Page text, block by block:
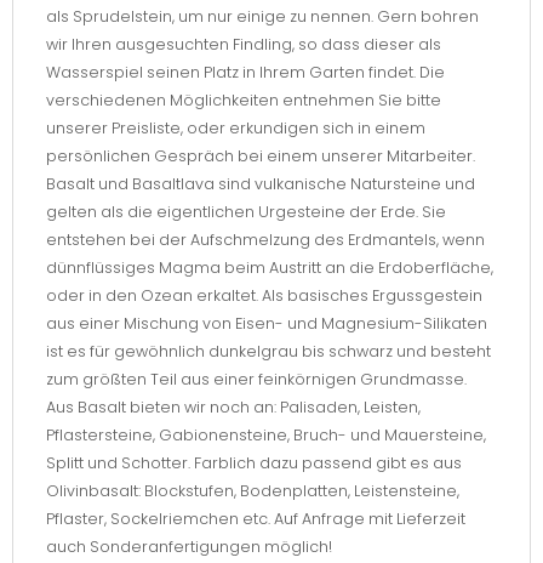
als Sprudelstein, um nur einige zu nennen. Gern bohren
wir Ihren ausgesuchten Findling, so dass dieser als
Wasserspiel seinen Platz in Ihrem Garten findet. Die
verschiedenen Möglichkeiten entnehmen Sie bitte
unserer Preisliste, oder erkundigen sich in einem
persönlichen Gespräch bei einem unserer Mitarbeiter.
Basalt und Basaltlava sind vulkanische Natursteine und
gelten als die eigentlichen Urgesteine der Erde. Sie
entstehen bei der Aufschmelzung des Erdmantels, wenn
dünnflüssiges Magma beim Austritt an die Erdoberfläche,
oder in den Ozean erkaltet. Als basisches Ergussgestein
aus einer Mischung von Eisen- und Magnesium-Silikaten
ist es für gewöhnlich dunkelgrau bis schwarz und besteht
zum größten Teil aus einer feinkörnigen Grundmasse.
Aus Basalt bieten wir noch an: Palisaden, Leisten,
Pflastersteine, Gabionensteine, Bruch- und Mauersteine,
Splitt und Schotter. Farblich dazu passend gibt es aus
Olivinbasalt: Blockstufen, Bodenplatten, Leistensteine,
Pflaster, Sockelriemchen etc. Auf Anfrage mit Lieferzeit
auch Sonderanfertigungen möglich!